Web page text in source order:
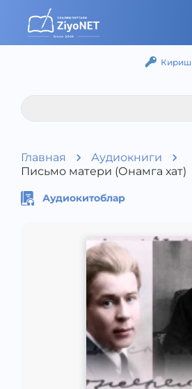
Кириш
Главная
Аудиокниги
Письмо матери (Онамга хат)
Аудиокитоблар